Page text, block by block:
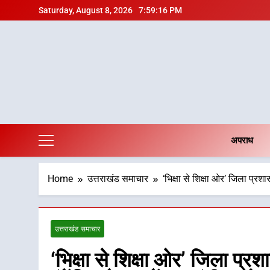
to
Saturday, August 8, 2026 7:59:17 PM
अपराध
Home उत्तराखंड समाचार ‘भिक्षा से शिक्षा ओर’ जिला
उत्तराखंड समाचार
‘भिक्षा से शिक्षा ओर’ जिला